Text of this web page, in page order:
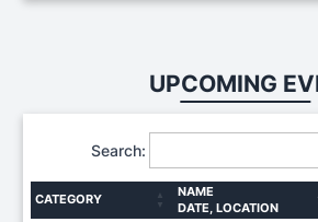
UPCOMING
Search:
CATEGORY
NAME
DATE, LOCATION